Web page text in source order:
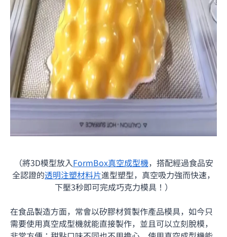
（將3D模型放入FormBox真空成型機，搭配經過食品安
全認證的透明注塑材料片進型塑型，真空吸力強而快速，
下壓3秒即可完成巧克力模具！）
在食品製造方面，常會以矽膠材質製作產品模具，如今只
需要使用真空成型機就能直接製作，並且可以立刻脫模，